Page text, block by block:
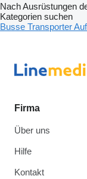
Nach Ausrüstungen
Kategorien suchen
Busse Transporter
Firma
Über uns
Hilfe
Kontakt